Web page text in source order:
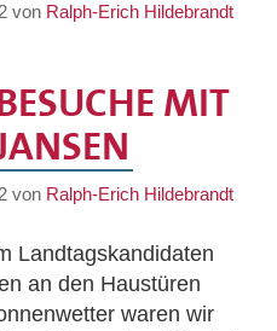
von Ralph-Erich Hildebrandt
MIT
von Ralph-Erich Hildebrandt
Landtagskandidaten
an den Haustüren
waren wir